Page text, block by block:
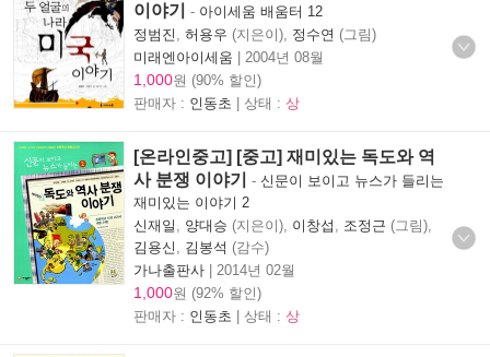
이야기
- 아이세움 배움터 12
정범진
허용우 (지은이), 정수연 (그림)
미래엔아이세움 | 2004년 08월
1,000원 (90% 할인)
판매자 : 인동초 | 상태 : 상
[온라인중고] [중고] 재미있는 독도와 역
사 분쟁 이야기
- 신문이 보이고 뉴스가 들리는
재미있는 이야기 2
신재일
양대승 (지은이), 이창섭 조정근 (그림),
김용신
김봉석 (감수)
가나출판사 | 2014년 02월
1,000원 (92% 할인)
판매자 : 인동초 | 상태 : 상